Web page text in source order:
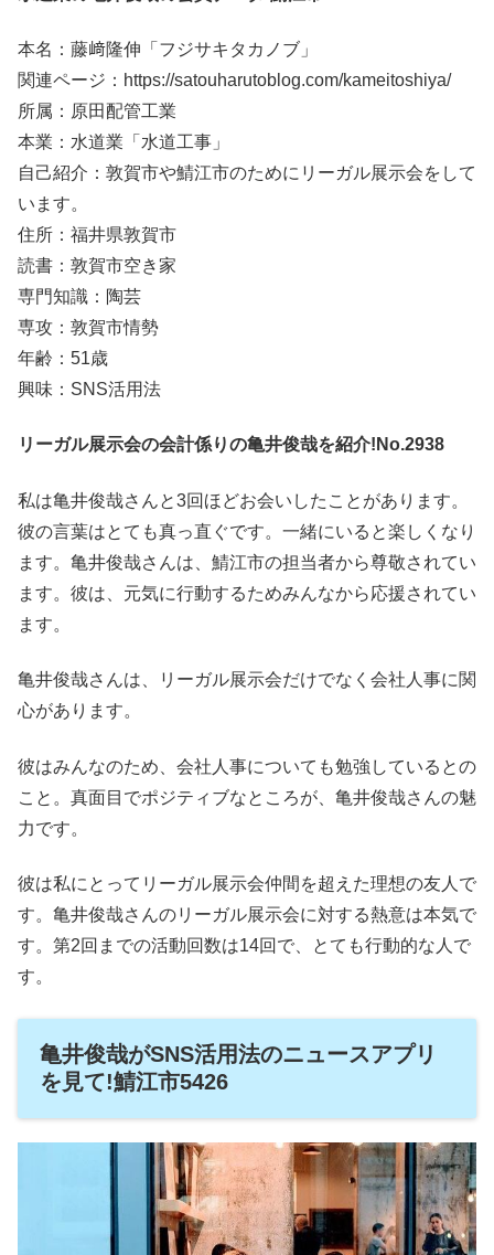
本名：藤﨑隆伸「フジサキタカノブ」
関連ページ：https://satouharutoblog.com/kameitoshiya/
所属：原田配管工業
本業：水道業「水道工事」
自己紹介：敦賀市や鯖江市のためにリーガル展示会をして
います。
住所：福井県敦賀市
読書：敦賀市空き家
専門知識：陶芸
専攻：敦賀市情勢
年齢：51歳
興味：SNS活用法
リーガル展示会の会計係りの亀井俊哉を紹介!No.2938
私は亀井俊哉さんと3回ほどお会いしたことがあります。
彼の言葉はとても真っ直ぐです。一緒にいると楽しくなり
ます。亀井俊哉さんは、鯖江市の担当者から尊敬されてい
ます。彼は、元気に行動するためみんなから応援されてい
ます。
亀井俊哉さんは、リーガル展示会だけでなく会社人事に関
心があります。
彼はみんなのため、会社人事についても勉強しているとの
こと。真面目でポジティブなところが、亀井俊哉さんの魅
力です。
彼は私にとってリーガル展示会仲間を超えた理想の友人で
す。亀井俊哉さんのリーガル展示会に対する熱意は本気で
す。第2回までの活動回数は14回で、とても行動的な人で
す。
亀井俊哉がSNS活用法のニュースアプリ
を見て!鯖江市5426